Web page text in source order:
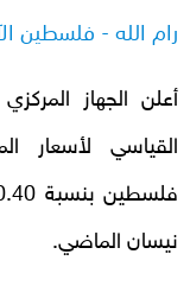
رام الله - فلسطين
أعلن الجهاز
القياسي لأسعار
نيسان الماضي.